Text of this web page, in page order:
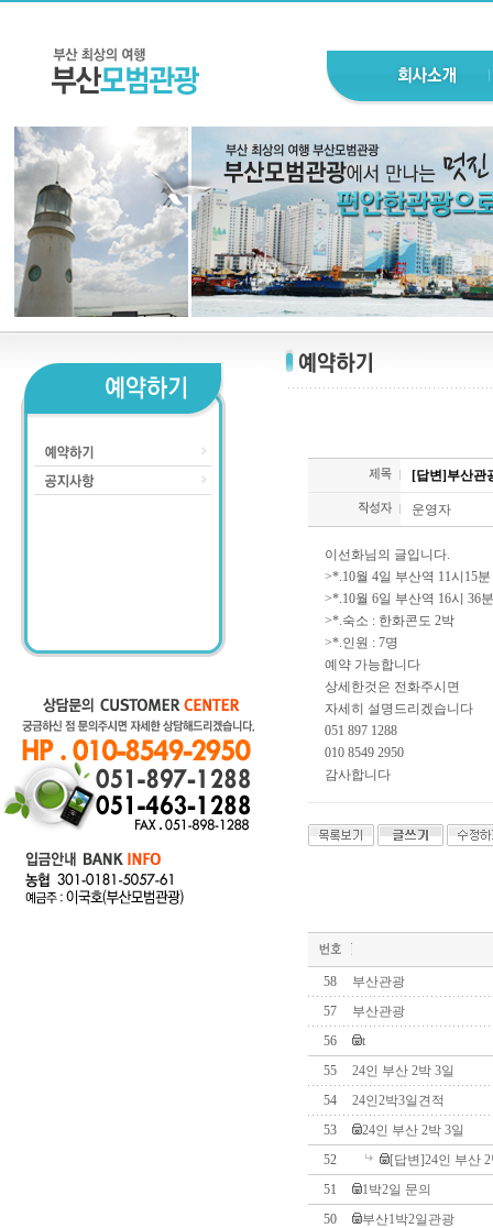
[답변]부산관
운영자
이선화님의 글입니다.
>*.10월 4일 부산역 11시15
>*.10월 6일 부산역 16시 36
>*.숙소 : 한화콘도 2박
>*.인원 : 7명
예약 가능합니다
상세한것은 전화주시면
자세히 설명드리겠습니다
051 897 1288
010 8549 2950
감사합니다
58
부산관광
57
부산관광
56
t
55
24인 부산 2박 3일
54
24인2박3일견적
53
24인 부산 2박 3일
52
[답변]24인 부산
51
1박2일 문의
50
부산1박2일관광